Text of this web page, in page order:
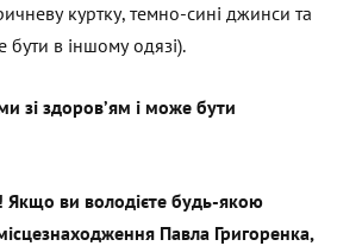
куртку, темно-сині джинси та
бути в іншому одязі).
зі здоров’ям і може бути
ви володієте будь-якою
Павла Григоренка,